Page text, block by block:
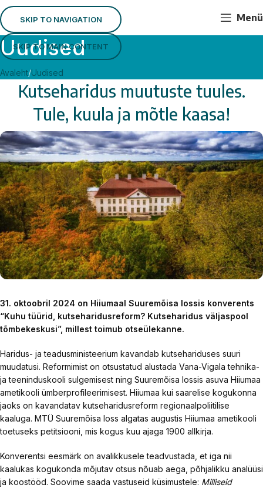
SKIP TO NAVIGATION
SKIP TO MAIN CONTENT
Uudised
Avaleht Uudised
Kutseharidus muutuste tuules.
Tule, kuula ja mõtle kaasa!
31. oktoobril 2024 on Hiiumaal Suuremõisa lossis konverents
“Kuhu tüürid, kutseharidusreform? Kutseharidus väljaspool
tõmbekeskusi”, millest toimub otseülekanne.
Haridus- ja teadusministeerium kavandab kutsehariduses suuri
muudatusi. Reformimist on otsustatud alustada Vana-Vigala tehnika-
ja teeninduskooli sulgemisest ning Suuremõisa lossis asuva Hiiumaa
ametikooli ümberprofileerimisest. Hiiumaa kui saarelise kogukonna
jaoks on kavandatav kutseharidusreform regionaalpoliitilise
kaaluga. MTÜ Suuremõisa loss algatas augustis Hiiumaa ametikooli
toetuseks petitsiooni, mis kogus kuu ajaga 1900 allkirja.
Konverentsi eesmärk on avalikkusele teadvustada, et iga nii
kaalukas kogukonda mõjutav otsus nõuab aega, põhjalikku analüüsi
ja koostööd. Soovime saada vastuseid küsimustele: Milliseid